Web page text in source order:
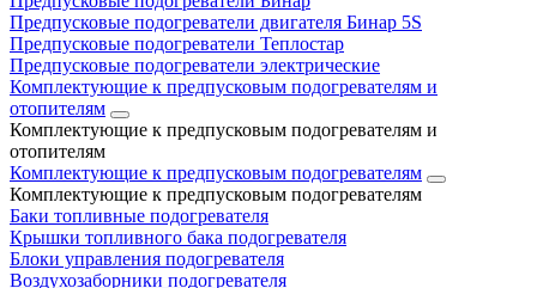
Предпусковые подогреватели двигателя Бинар 5S
Предпусковые подогреватели Теплостар
Предпусковые подогреватели электрические
Комплектующие к предпусковым подогревателям и
отопителям
Комплектующие к предпусковым подогревателям и
отопителям
Комплектующие к предпусковым подогревателям
Комплектующие к предпусковым подогревателям
Баки топливные подогревателя
Крышки топливного бака подогревателя
Блоки управления подогревателя
Воздухозаборники подогревателя